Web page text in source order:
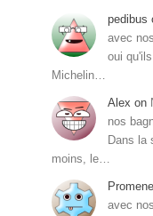
pedibus
avec
oui
Michelin…
Alex on
nos
Dans la
moins, le…
avec